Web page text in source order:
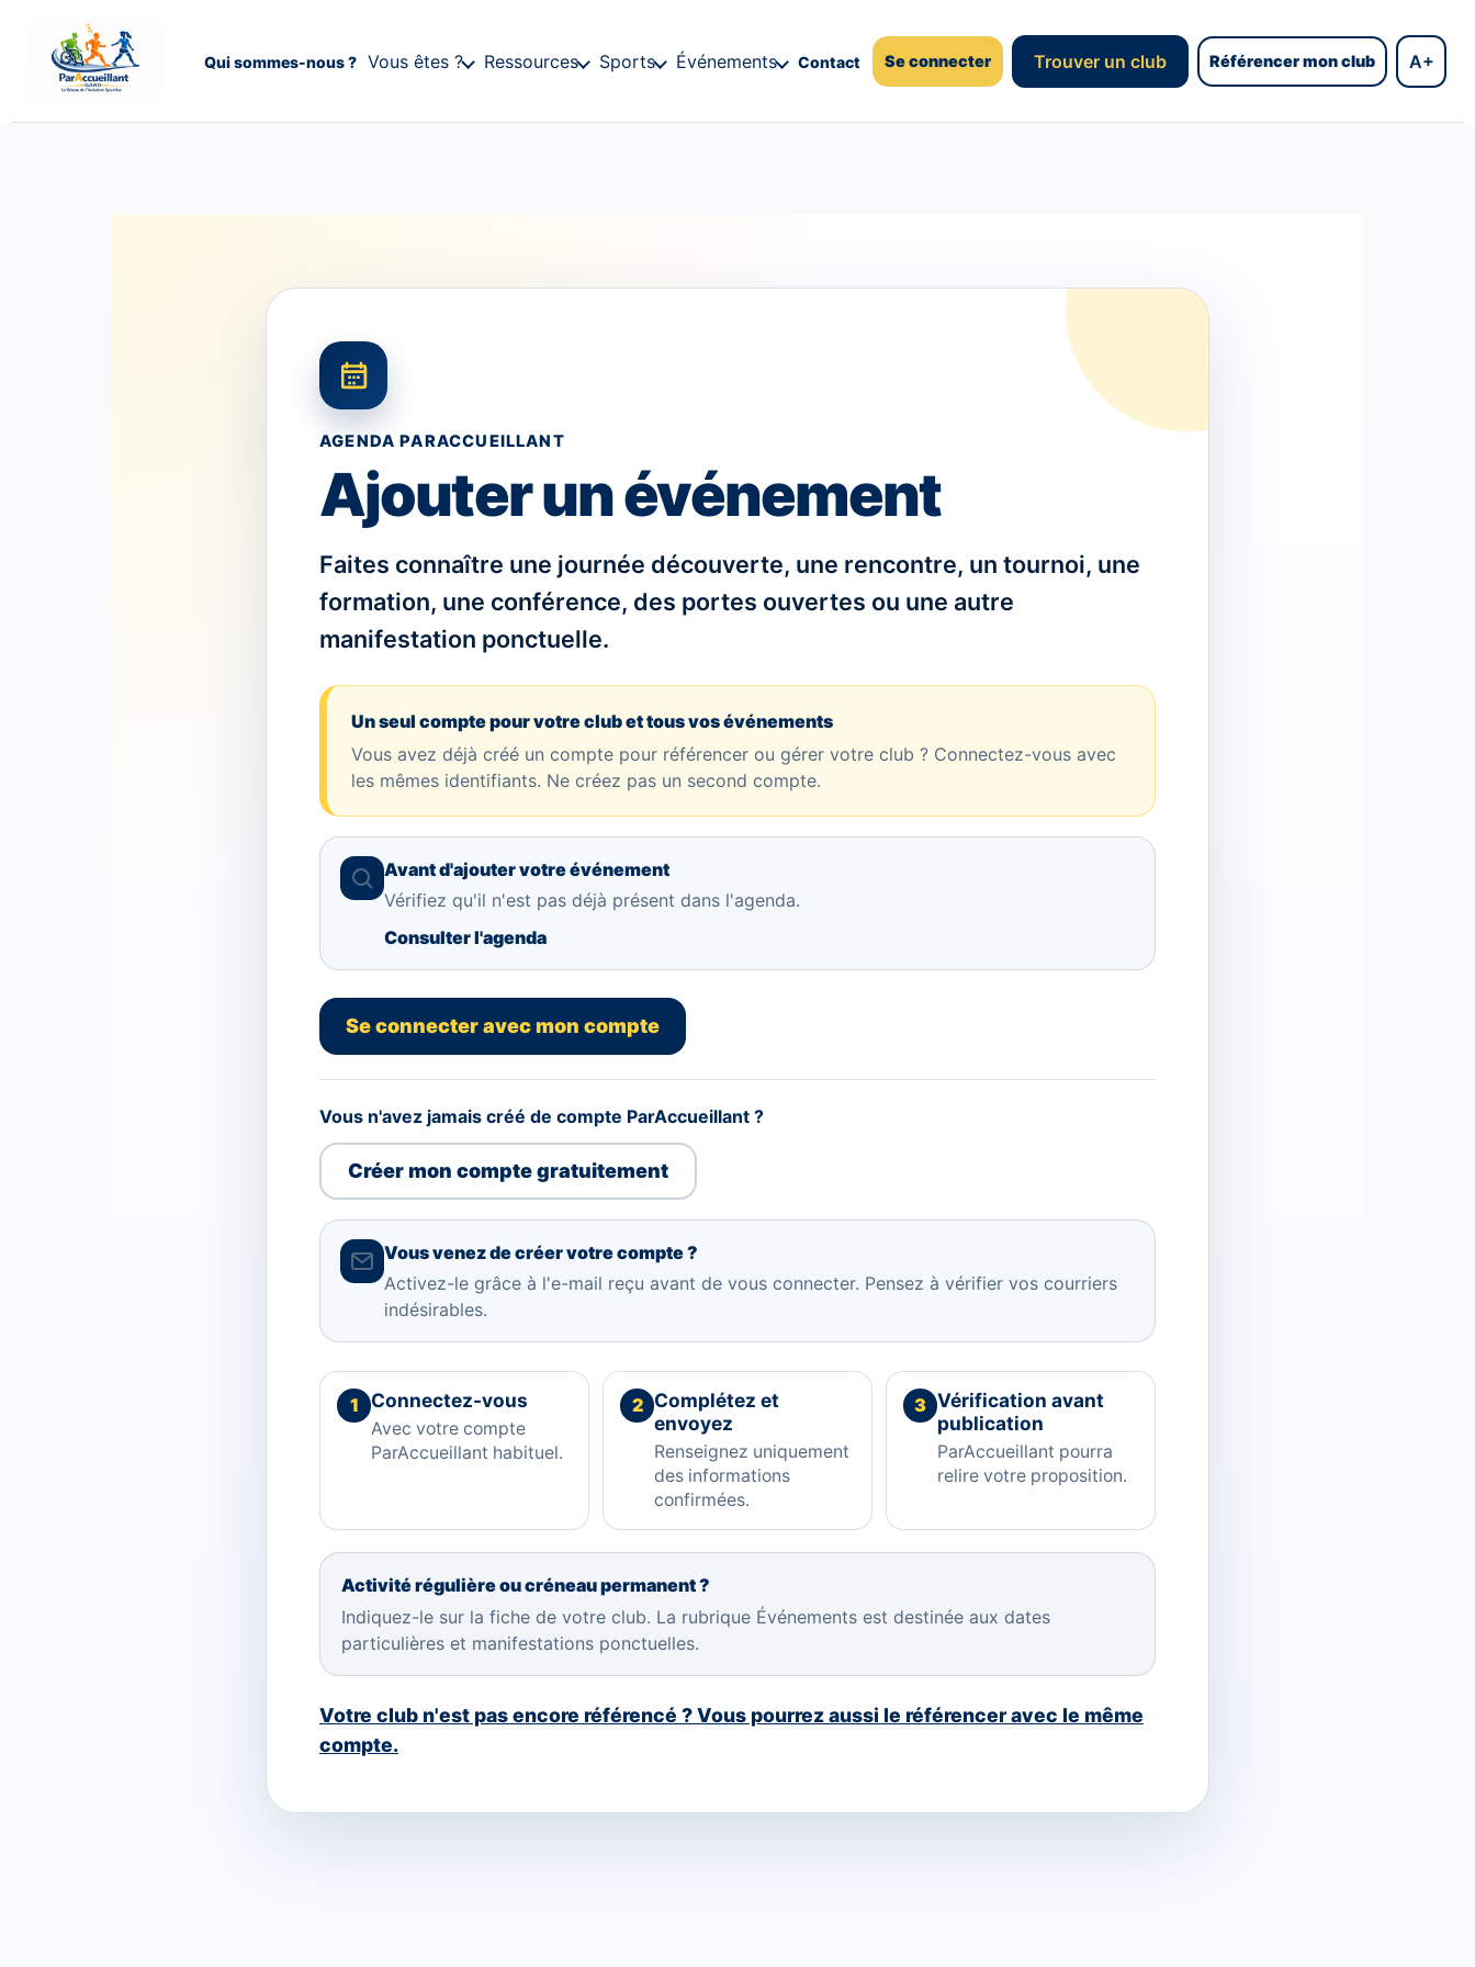
Qui sommes-nous ? Vous êtes ? Ressources Sports Événements Contact Se connecter Trouver un club Référencer mon club A+
AGENDA PARACCUEILLANT
Ajouter un événement
Faites connaître une journée découverte, une rencontre, un tournoi, une
formation, une conférence, des portes ouvertes ou une autre
manifestation ponctuelle.
Un seul compte pour votre club et tous vos événements
Vous avez déjà créé un compte pour référencer ou gérer votre club ? Connectez-vous avec
les mêmes identifiants. Ne créez pas un second compte.
Avant d'ajouter votre événement
Vérifiez qu'il n'est pas déjà présent dans l'agenda.
Consulter l'agenda
Se connecter avec mon compte
Vous n'avez jamais créé de compte ParAccueillant ?
Créer mon compte gratuitement
Vous venez de créer votre compte ?
Activez-le grâce à l'e-mail reçu avant de vous connecter. Pensez à vérifier vos courriers
indésirables.
1 Connectez-vous
Avec votre compte
ParAccueillant habituel.
2 Complétez et
envoyez
Renseignez uniquement
des informations
confirmées.
3 Vérification avant
publication
ParAccueillant pourra
relire votre proposition.
Activité régulière ou créneau permanent ?
Indiquez-le sur la fiche de votre club. La rubrique Événements est destinée aux dates
particulières et manifestations ponctuelles.
Votre club n'est pas encore référencé ? Vous pourrez aussi le référencer avec le même
compte.